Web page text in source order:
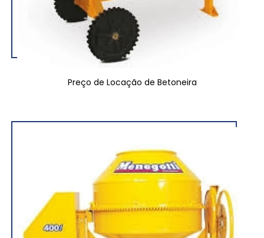
Preço de Locação de Betoneira